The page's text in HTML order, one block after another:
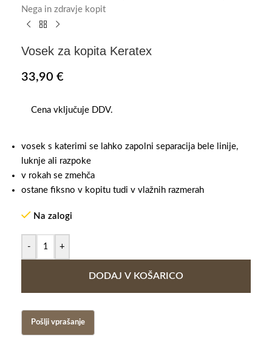
Nega in zdravje kopit
Vosek za kopita Keratex
33,90 €
Cena vključuje DDV.
vosek s katerimi se lahko zapolni separacija bele linije,
luknje ali razpoke
v rokah se zmehča
ostane fiksno v kopitu tudi v vlažnih razmerah
Na zalogi
- +
DODAJ V KOŠARICO